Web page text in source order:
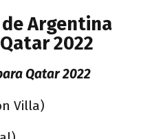
Argentina
2022
Qatar 2022
Villa)